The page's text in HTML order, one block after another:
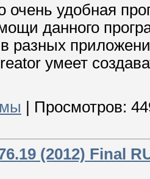
очень удобная
данного
разных
умеет
Просмотров:
(2012) Final